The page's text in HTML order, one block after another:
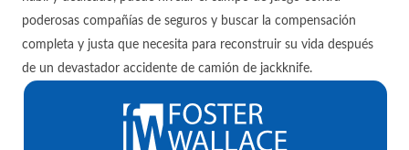
poderosas compañías de seguros y buscar la compensación
completa y justa que necesita para reconstruir su vida después
de un devastador accidente de camión de jackknife.